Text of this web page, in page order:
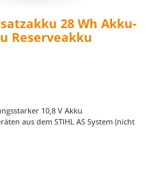
28 Wh Akku-
Reserveakku
10,8 V Akku
aus dem STIHL AS System (nicht